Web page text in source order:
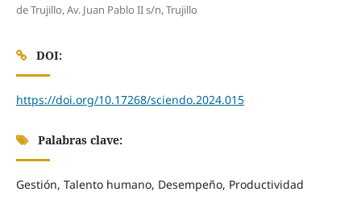
de Trujillo, Av. Juan Pablo II s/n, Trujillo
DOI:
https://doi.org/10.17268/sciendo.2024.015
Palabras clave:
Gestión, Talento humano, Desempeño, Productividad